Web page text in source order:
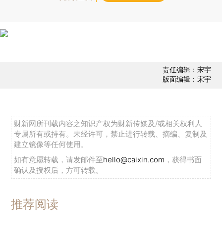
责任编辑：宋宇
版面编辑：宋宇
财新网所刊载内容之知识产权为财新传媒及/或相关权利人
专属所有或持有。未经许可，禁止进行转载、摘编、复制及
建立镜像等任何使用。
如有意愿转载，请发邮件至hello@caixin.com ，获得书面
确认及授权后，方可转载。
推荐阅读